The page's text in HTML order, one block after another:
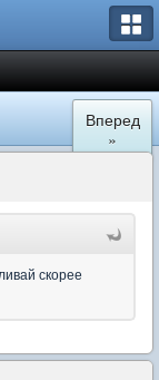
Вперед
»
скорее